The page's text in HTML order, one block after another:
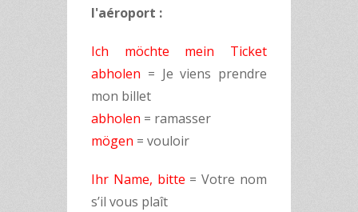
l'aéroport :
Ich möchte mein Ticket
abholen = Je viens prendre
mon billet
abholen = ramasser
mögen = vouloir
Ihr Name, bitte = Votre nom
s’il vous plaît